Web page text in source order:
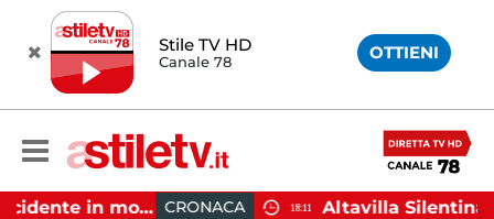
Stile TV HD
Canale 78 OTTIENI
Castellabate, incidente in moto: 27enne in ospedale CRONACA 18:11